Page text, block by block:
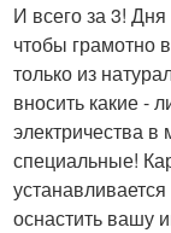
И всего за 3!
чтобы грамотно
только из
вносить какие -
электричества в
специальные!
оснастить вашу